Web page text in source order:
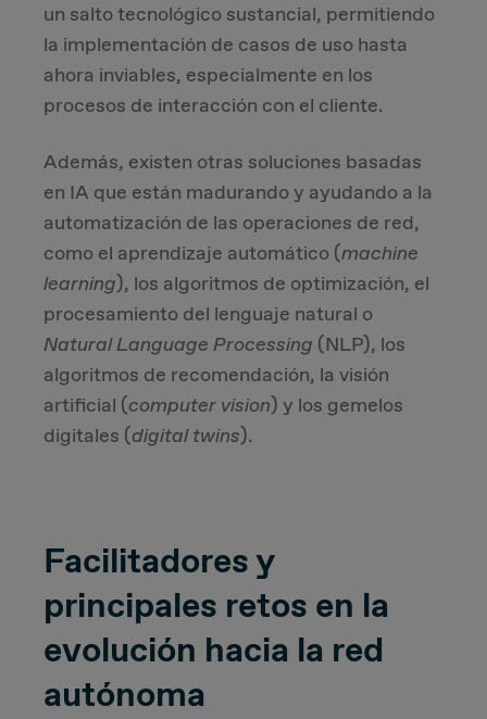
un salto tecnológico sustancial, permitiendo
la implementación de casos de uso hasta
ahora inviables, especialmente en los
procesos de interacción con el cliente.
Además, existen otras soluciones basadas
en IA que están madurando y ayudando a la
automatización de las operaciones de red,
como el aprendizaje automático (machine
learning), los algoritmos de optimización, el
procesamiento del lenguaje natural o
Natural Language Processing (NLP), los
algoritmos de recomendación, la visión
artificial (computer vision) y los gemelos
digitales (digital twins).
Facilitadores y
principales retos en la
evolución hacia la red
autónoma